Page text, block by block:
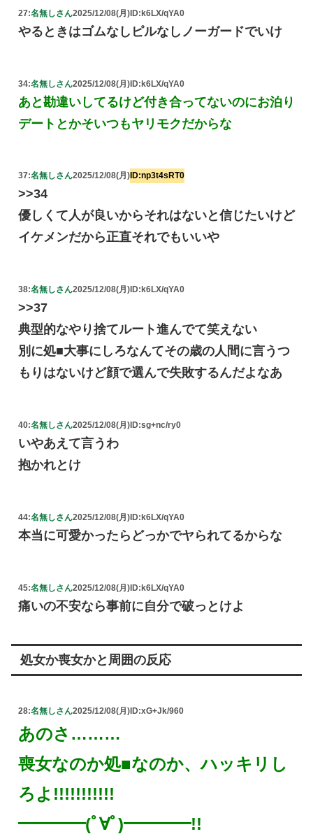
27:名無しさん2025/12/08(月)ID:k6LX/qYA0
やるときはゴムなしピルなしノーガードでいけ
34:名無しさん2025/12/08(月)ID:k6LX/qYA0
あと勘違いしてるけど付き合ってないのにお泊り
デートとかそいつもヤリモクだからな
37:名無しさん2025/12/08(月) ID:np3t4sRT0
>>34
優しくて人が良いからそれはないと信じたいけど
イケメンだから正直それでもいいや
38:名無しさん2025/12/08(月) ID:k6LX/qYA0
>>37
典型的なやり捨てルート進んでて笑えない
別に処■大事にしろなんてその歳の人間に言うつ
もりはないけど顔で選んで失敗するんだよなあ
40:名無しさん2025/12/08(月) ID:sg+nc/ry0
いやあえて言うわ
抱かれとけ
44:名無しさん2025/12/08(月)ID:k6LX/qYA0
本当に可愛かったらどっかでヤられてるからな
45:名無しさん2025/12/08(月)ID:k6LX/qYA0
痛いの不安なら事前に自分で破っとけよ
処女か喪女かと周囲の反応
28:名無しさん2025/12/08(月)ID:xG+Jk/960
あのさ………
喪女なのか処■なのか、ハッキリし
ろよ!!!!!!!!!!!
━━━━(ﾟ∀ﾟ)━━━━!!